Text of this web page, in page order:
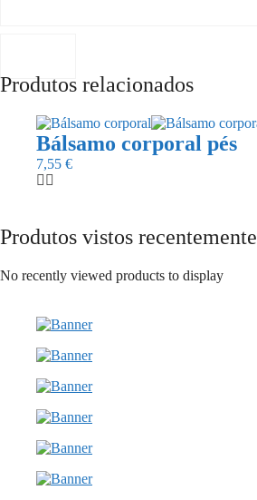
Produtos relacionados
Bálsamo corporal pés
7,55 €
Produtos vistos recentemente
No recently viewed products to display